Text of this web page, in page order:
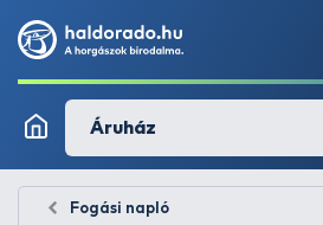
Áruház
Fogási napló